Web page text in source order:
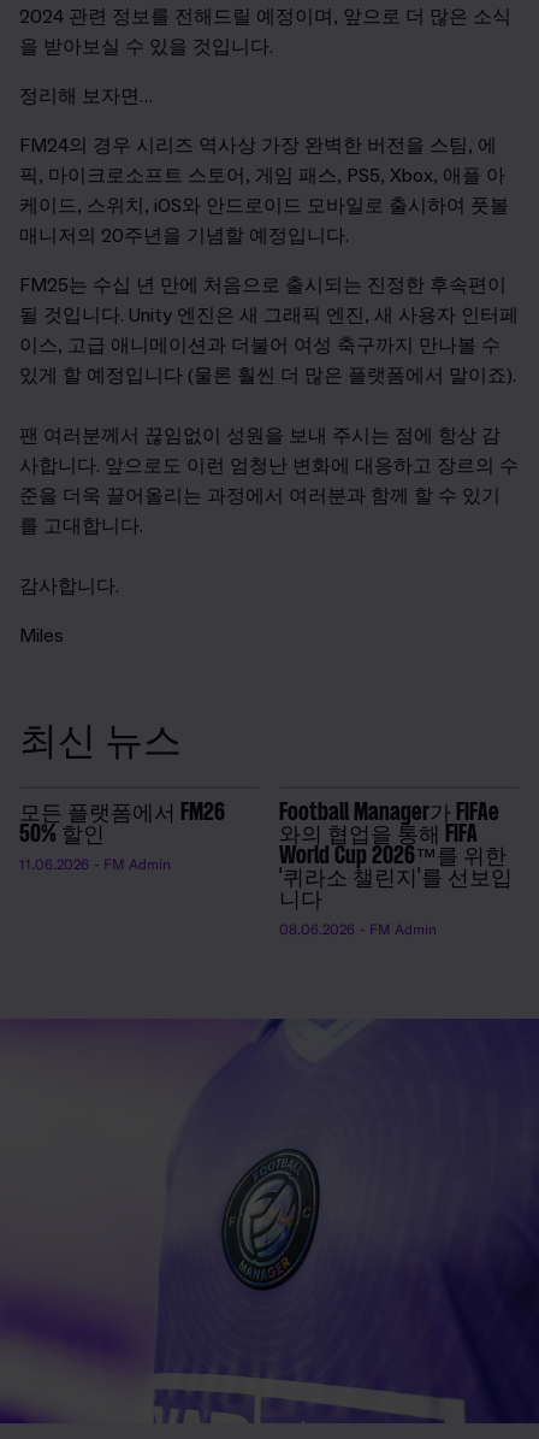
2024 관련 정보를 전해드릴 예정이며, 앞으로 더 많은 소식
을 받아보실 수 있을 것입니다.
정리해 보자면…
FM24의 경우 시리즈 역사상 가장 완벽한 버전을 스팀, 에
픽, 마이크로소프트 스토어, 게임 패스, PS5, Xbox, 애플 아
케이드, 스위치, iOS와 안드로이드 모바일로 출시하여 풋볼
매니저의 20주년을 기념할 예정입니다.
FM25는 수십 년 만에 처음으로 출시되는 진정한 후속편이
될 것입니다. Unity 엔진은 새 그래픽 엔진, 새 사용자 인터페
이스, 고급 애니메이션과 더불어 여성 축구까지 만나볼 수
있게 할 예정입니다 (물론 훨씬 더 많은 플랫폼에서 말이죠).
팬 여러분께서 끊임없이 성원을 보내 주시는 점에 항상 감
사합니다. 앞으로도 이런 엄청난 변화에 대응하고 장르의 수
준을 더욱 끌어올리는 과정에서 여러분과 함께 할 수 있기
를 고대합니다.
감사합니다.
Miles
최신 뉴스
모든 플랫폼에서 FM26
50% 할인
11.06.2026 - FM Admin
Football Manager가 FIFAe
와의 협업을 통해 FIFA
World Cup 2026™를 위한
'퀴라소 챌린지'를 선보입
니다
08.06.2026 - FM Admin